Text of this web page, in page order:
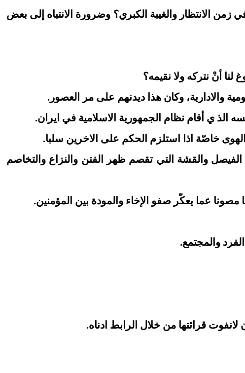
الانتظار والغيبة الكبري؟ وضرورة الانتباه إلى بعض
أنْ نتركه ولا نقيمه؟
والادارية، وكان هذا ديدنهم على مر العصور.
ي أقام نظام الجمهورية الاسلامية في ايران.
خاصّة اذا استلزم الحكم على الاخرين سلبا.
الفيصل والقشة التي تقصم ظهر الفتن والنزاع والتخاصم
عما يعكّر صفو الإخاء والمودة بين المؤمنين.
والمجتمع.
قرائتها من خلال الرابط ادناه.